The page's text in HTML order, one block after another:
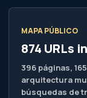
MAPA PÚBLICO
874 URLs
396 páginas,
arquitectura
búsquedas de